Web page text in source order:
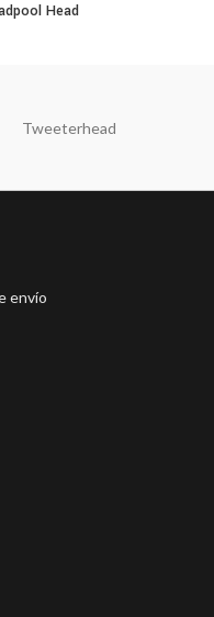
Head
Tweeterhead
envío